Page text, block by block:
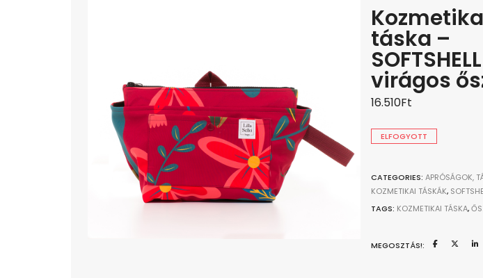
táska –
SOFTSHELL
virágos
16.510Ft
ELFOGYOTT
CATEGORIES:APRÓSÁGOK,
KOZMETIKAI TÁSKÁK,
TAGS: KOZMETIKAI TÁSKA,
MEGOSZTÁS!: